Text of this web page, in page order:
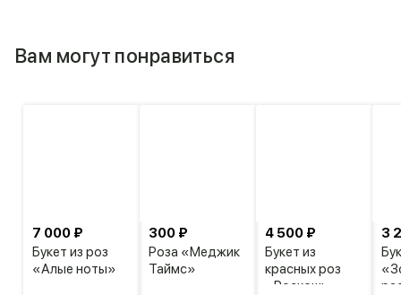
Вам могут понравиться
Букет из роз
«Алые ноты»
7 000 ₽
Роза «Меджик
Таймс»
300 ₽
Букет из
красных роз
«Роскошь»
4 500 ₽ 3